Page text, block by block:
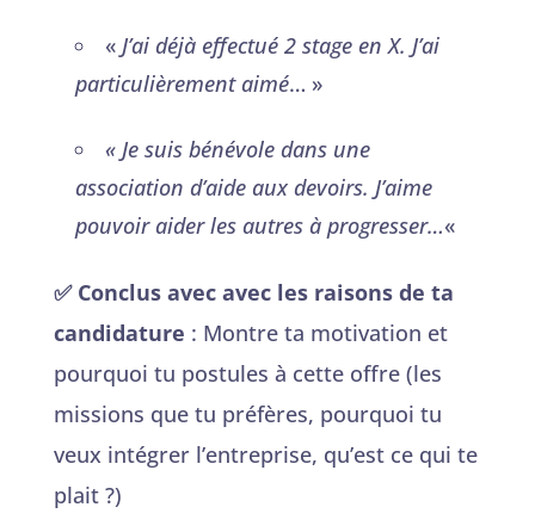
« J’ai déjà effectué 2 stage en X. J’ai
particulièrement aimé… »
« Je suis bénévole dans une
association d’aide aux devoirs. J’aime
pouvoir aider les autres à progresser…«
✅ Conclus avec avec les raisons de ta
candidature : Montre ta motivation et
pourquoi tu postules à cette offre (les
missions que tu préfères, pourquoi tu
veux intégrer l’entreprise, qu’est ce qui te
plait ?)